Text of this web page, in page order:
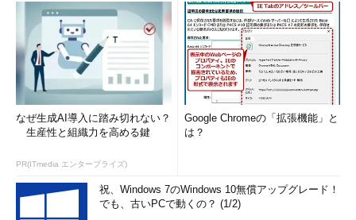
なぜ生成AI導入に踏み切れない？
生産性と組織力を高める鍵
PR(ITmedia エンタープライズ)
Google Chromeの「拡張機能」と
は？
祝、Windows 7のWindows 10無償アップグレード！
でも、古いPCで動くの？ (1/2)